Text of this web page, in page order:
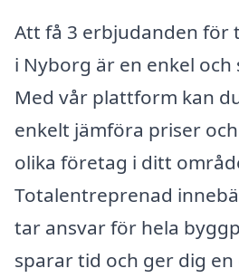
Att få 3 erbjudanden för
i Nyborg är en enkel och
Med vår plattform kan
enkelt jämföra priser
olika företag i ditt
Totalentreprenad
tar ansvar för hela
sparar tid och ger dig